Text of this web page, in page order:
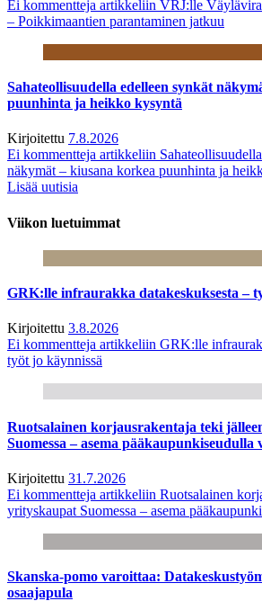
Ei kommentteja artikkeliin VRJ:lle
– Poikkimaantien parantaminen jatkuu
Sahateollisuudella edelleen synkät
puunhinta ja heikko kysyntä
Kirjoitettu 7.8.2026
Ei kommentteja artikkeliin
näkymät – kiusana korkea puunhinta ja
Lisää uutisia
Viikon luetuimmat
GRK:lle infraurakka datakeskuksesta –
Kirjoitettu 3.8.2026
Ei kommentteja artikkeliin GRK:lle
työt jo käynnissä
Ruotsalainen korjausrakentaja teki
Suomessa – asema pääkaupunkiseudulla
Kirjoitettu 31.7.2026
Ei kommentteja artikkeliin Ruotsalainen
yrityskaupat Suomessa – asema
Skanska-pomo varoittaa:
osaajapula